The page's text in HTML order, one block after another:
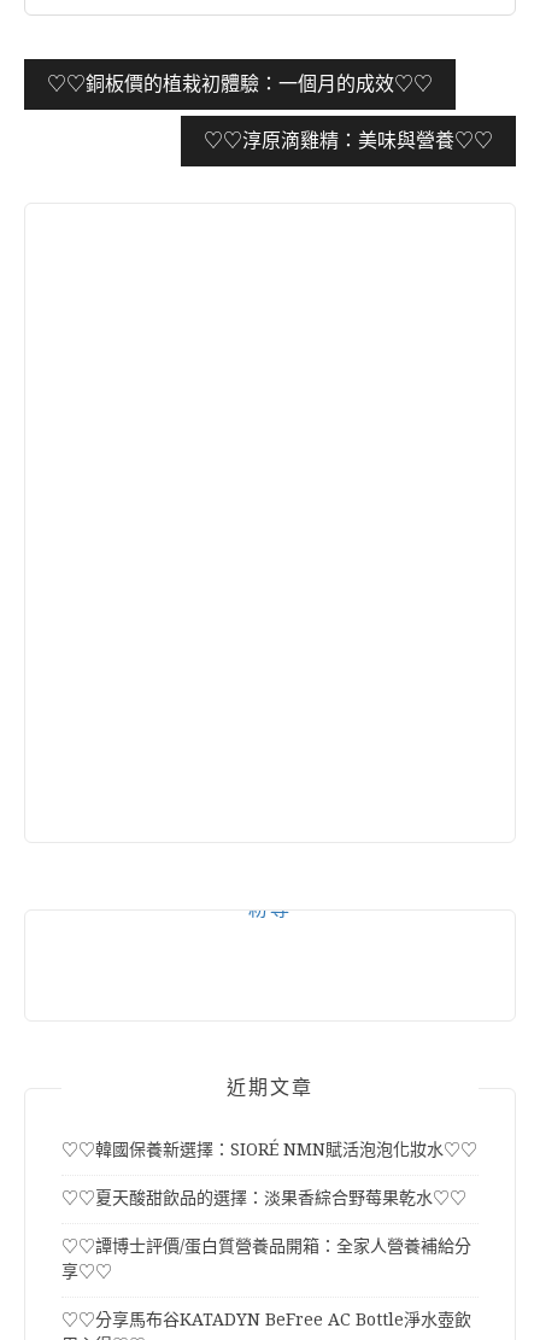
文
章
♡♡銅板價的植栽初體驗：一個月的成效♡♡
♡♡淳原滴雞精：美味與營養♡♡
粉專
近期文章
♡♡韓國保養新選擇：SIORÉ NMN賦活泡泡化妝水♡♡
♡♡夏天酸甜飲品的選擇：淡果香綜合野莓果乾水♡♡
♡♡譚博士評價/蛋白質營養品開箱：全家人營養補給分
享♡♡
♡♡分享馬布谷KATADYN BeFree AC Bottle淨水壺飲